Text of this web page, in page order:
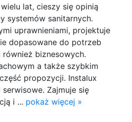
lat, cieszy się opinią
systemów sanitarnych.
uprawnieniami, projektuje
dopasowane do potrzeb
biznesowych.
a także szybkim
propozycji. Instalux
Zajmuje się
i ... pokaż więcej »